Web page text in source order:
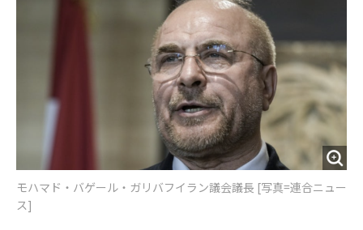
モハマド・バゲール・ガリバフイラン議会議長 [写真=連合ニュー
ス]